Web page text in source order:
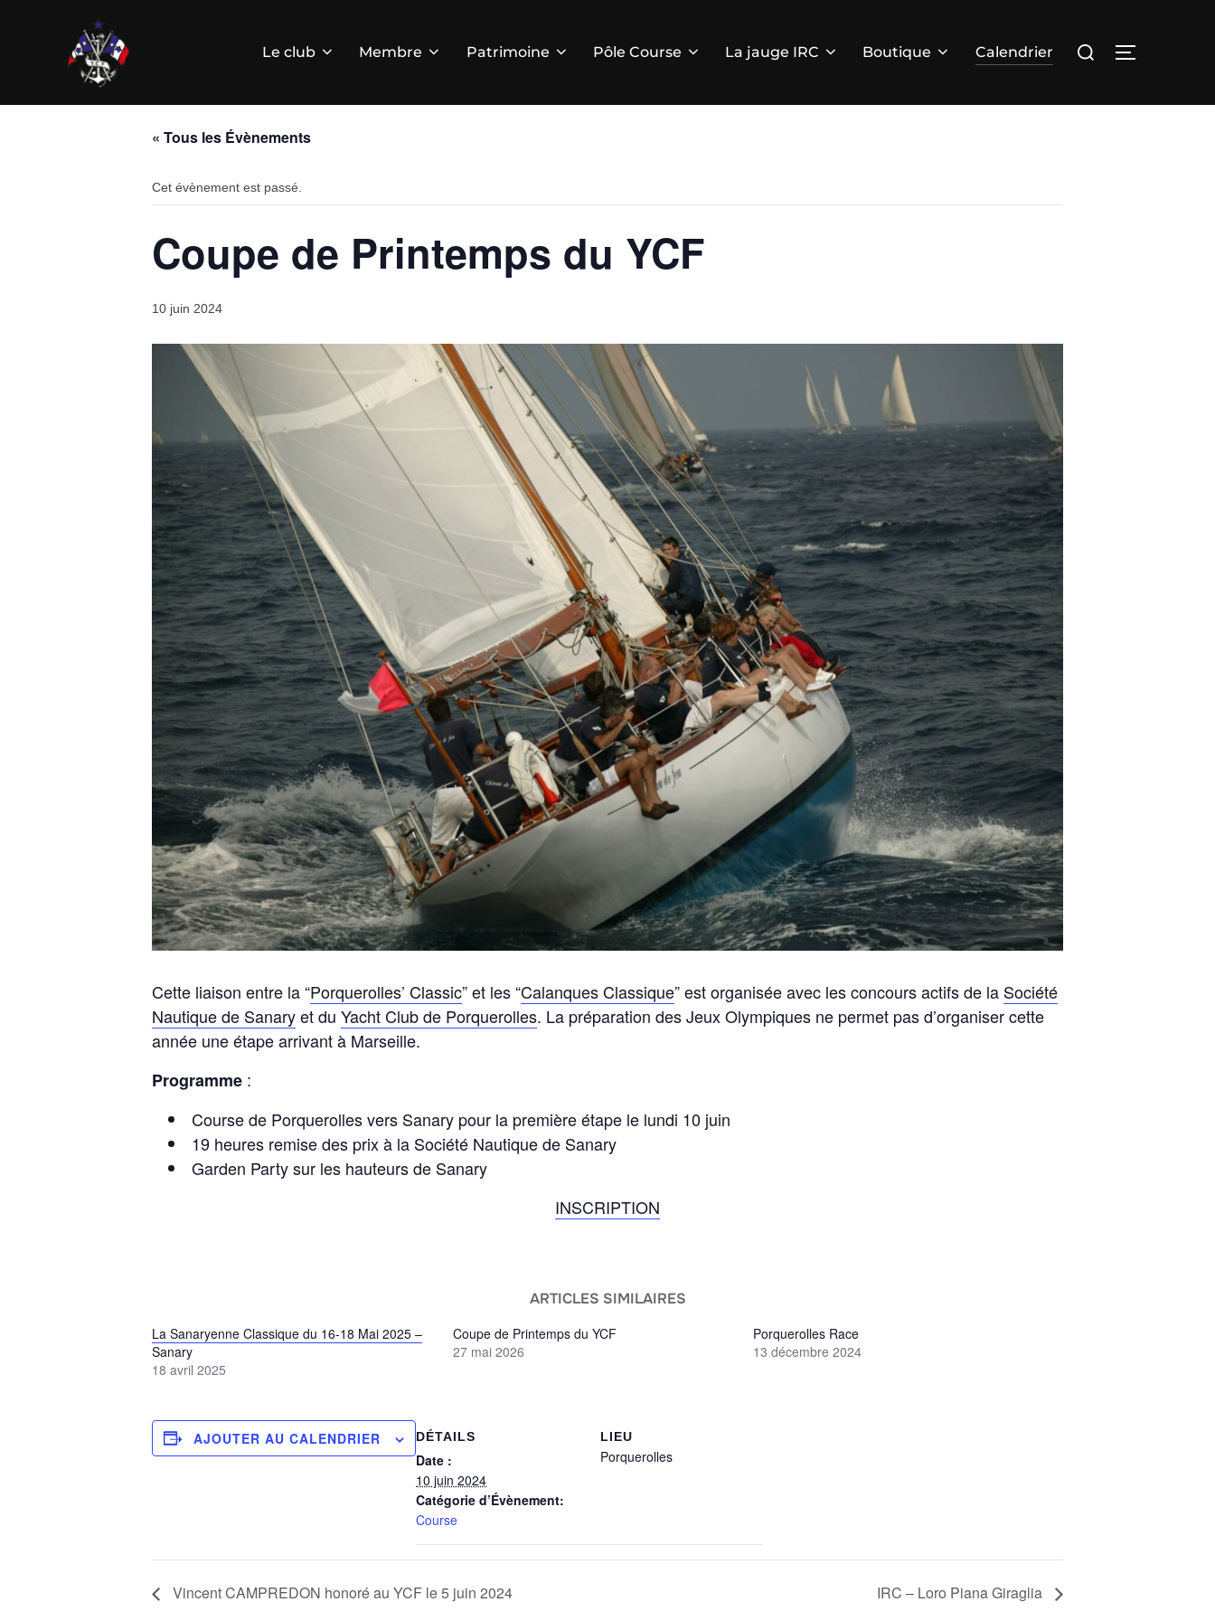
Le club Membre Patrimoine Pôle Course La jauge IRC Boutique Calendrier
PERMUTER
« Tous les Évènements
Cet évènement est passé.
Coupe de Printemps du YCF
10 juin 2024
Cette liaison entre la “Porquerolles’ Classic” et les “Calanques Classique” est organisée avec les concours actifs de la Société
Nautique de Sanaryet du Yacht Club de Porquerolles. La préparation des Jeux Olympiques ne permet pas d’organiser cette
année une étape arrivant à Marseille.
Programme :
Course de Porquerolles vers Sanary pour la première étape le lundi 10 juin
19 heures remise des prix à la Société Nautique de Sanary
Garden Party sur les hauteurs de Sanary
INSCRIPTION
ARTICLES SIMILAIRES
La Sanaryenne Classique du 16-18 Mai 2025 –
Sanary
18 avril 2025
Coupe de Printemps du YCF
27 mai 2026
Porquerolles Race
13 décembre 2024
AJOUTER AU CALENDRIER DÉTAILS
Date :
10 juin 2024
Catégorie d’Évènement:
Course
LIEU
Porquerolles
Vincent CAMPREDON honoré au YCF le 5 juin 2024 IRC – Loro Piana Giraglia